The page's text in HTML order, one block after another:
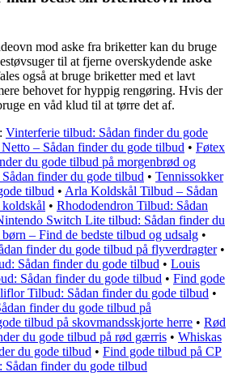
mod aske fra briketter kan du bruge
til at fjerne overskydende aske
også at bruge briketter med et lavt
behovet for hyppig rengøring. Hvis der
en våd klud til at tørre det af.
Vinterferie tilbud: Sådan finder du gode
– Sådan finder du gode tilbud • Føtex
du gode tilbud på morgenbrød og
finder du gode tilbud • Tennissokker
tilbud • Arla Koldskål Tilbud – Sådan
• Rhododendron Tilbud: Sådan
Switch Lite tilbud: Sådan finder du
– Find de bedste tilbud og udsalg •
finder du gode tilbud på flyverdragter•
Sådan finder du gode tilbud • Louis
Sådan finder du gode tilbud • Find gode
Tilbud: Sådan finder du gode tilbud •
finder du gode tilbud på
tilbud på skovmandsskjorte herre • Rød
du gode tilbud på rød gærris • Whiskas
du gode tilbud • Find gode tilbud på CP
Sådan finder du gode tilbud